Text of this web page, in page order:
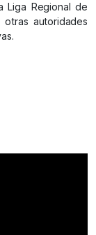
Liga Regional de
autoridades